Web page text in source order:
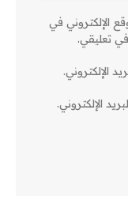
الإلكتروني في
تعليقي.
الإلكتروني.
الإلكتروني.